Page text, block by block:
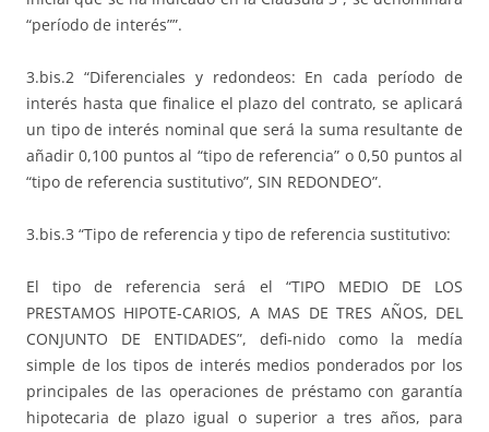
“período de interés””.
3.bis.2 “Diferenciales y redondeos: En cada período de
interés hasta que finalice el plazo del contrato, se aplicará
un tipo de interés nominal que será la suma resultante de
añadir 0,100 puntos al “tipo de referencia” o 0,50 puntos al
“tipo de referencia sustitutivo”, SIN REDONDEO”.
3.bis.3 “Tipo de referencia y tipo de referencia sustitutivo:
El tipo de referencia será el “TIPO MEDIO DE LOS
PRESTAMOS HIPOTE-CARIOS, A MAS DE TRES AÑOS, DEL
CONJUNTO DE ENTIDADES”, defi-nido como la medía
simple de los tipos de interés medios ponderados por los
principales de las operaciones de préstamo con garantía
hipotecaria de plazo igual o superior a tres años, para